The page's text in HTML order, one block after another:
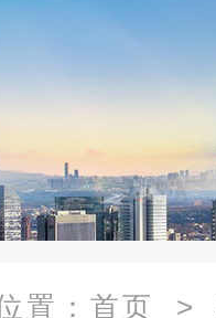
置： 首页 >